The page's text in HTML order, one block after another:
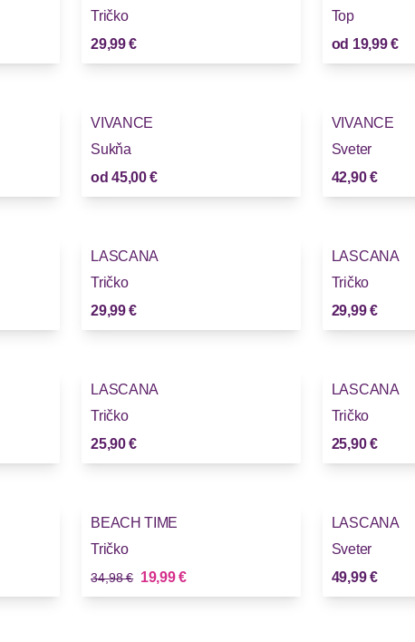
Tričko
29,99 €
Top
od 19,99 €
VIVANCE
Sukňa
od 45,00 €
VIVANCE
Sveter
42,90 €
LASCANA
Tričko
29,99 €
LASCANA
Tričko
29,99 €
LASCANA
Tričko
25,90 €
LASCANA
Tričko
25,90 €
BEACH TIME
Tričko
Stará cena
34,98 € Nová cena
19,99 €
LASCANA
Sveter
49,99 €